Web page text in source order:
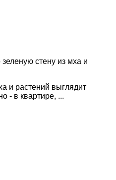
стену из мха и
и растений выглядит
- в квартире, ...